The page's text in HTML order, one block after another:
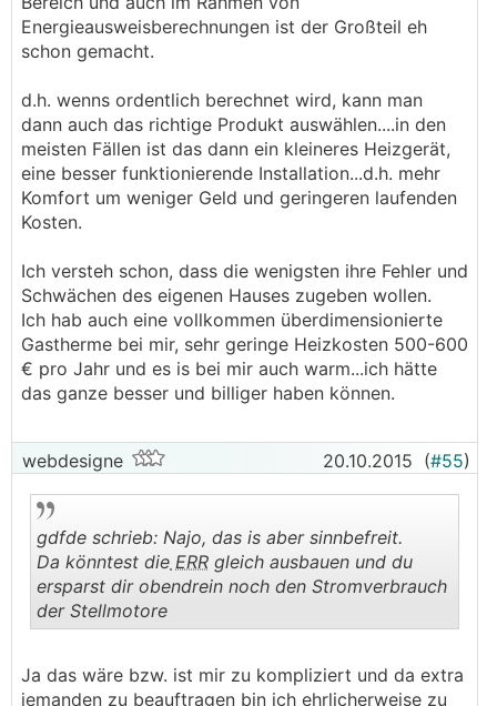
Energieausweisberechnungen ist der Großteil eh
schon gemacht.
d.h. wenns ordentlich berechnet wird, kann man
dann auch das richtige Produkt auswählen....in den
meisten Fällen ist das dann ein kleineres Heizgerät,
eine besser funktionierende Installation...d.h. mehr
Komfort um weniger Geld und geringeren laufenden
Kosten.
Ich versteh schon, dass die wenigsten ihre Fehler und
Schwächen des eigenen Hauses zugeben wollen.
Ich hab auch eine vollkommen überdimensionierte
Gastherme bei mir, sehr geringe Heizkosten 500-600
€ pro Jahr und es is bei mir auch warm...ich hätte
das ganze besser und billiger haben können.
webdesigne 20.10.2015 (#55)
..
gdfde schrieb: Najo, das is aber sinnbefreit.
Da könntest die ERR gleich ausbauen und du
ersparst dir obendrein noch den Stromverbrauch
der Stellmotore
Ja das wäre bzw. ist mir zu kompliziert und da extra
jemanden zu beauftragen bin ich ehrlicherweise zu